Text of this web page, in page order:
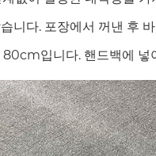
니다. 포장에서 꺼낸 후
입니다. 핸드백에 넣